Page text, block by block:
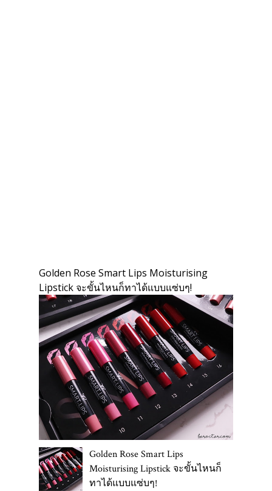
Golden Rose Smart Lips Moisturising
Lipstick จะขั้นไหนก็ทาได้แบบแซ่บๆ!
Golden Rose Smart Lips
Moisturising Lipstick จะขั้นไหนก็
ทาได้แบบแซ่บๆ!